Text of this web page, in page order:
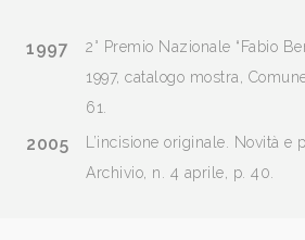
1997
2° Premio Nazionale “Fabio
1997, catalogo mostra,
61.
2005
L’incisione originale. Novità e
Archivio, n. 4 aprile, p. 40.